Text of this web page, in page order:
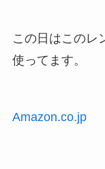
この日はこのレ
使ってます。
Amazon.co.jp